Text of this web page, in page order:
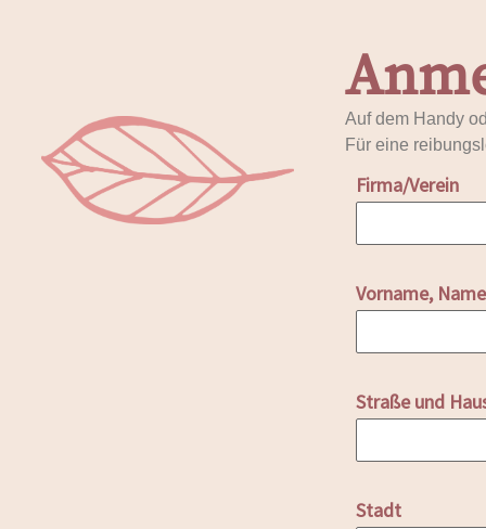
Auf dem Handy
Für eine
Firma/Verein
Vorname,
Straße und
Stadt